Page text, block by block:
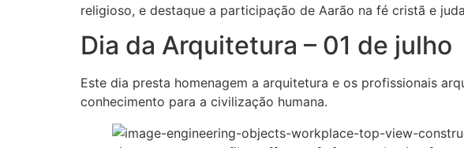
religioso, e destaque a participação de Aarão na fé cristã e
Dia da Arquitetura – 01 de julho
Este dia presta homenagem a arquitetura e os profissionais
conhecimento para a civilização humana.